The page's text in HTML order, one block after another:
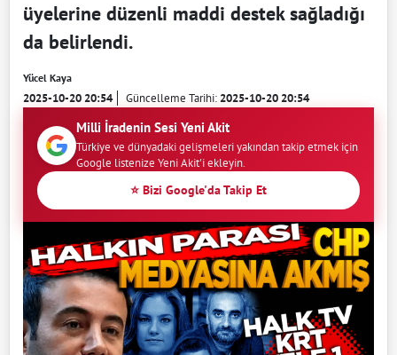
üyelerine düzenli maddi destek sağladığı
da belirlendi.
Yücel Kaya
2025-10-20 20:54 Güncelleme Tarihi:2025-10-20 20:54
Milli İradenin Sesi Yeni Akit
Türkiye ve dünyadaki gelişmeleri yakından takip etmek için
Google listenize Yeni Akit'i ekleyin.
⭐ Bizi Google'da Takip Et